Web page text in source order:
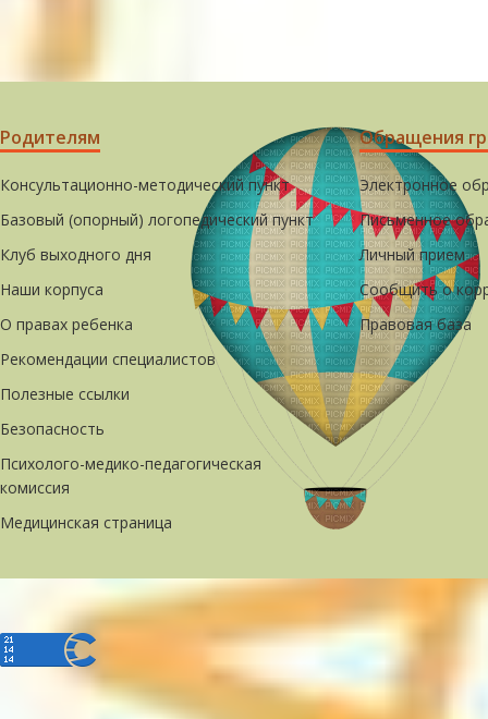
Родителям
Консультационно-методический пункт
Базовый (опорный) логопедический пункт
Клуб выходного дня
Наши корпуса
О правах ребенка
Рекомендации специалистов
Полезные ссылки
Безопасность
Психолого-медико-педагогическая
комиссия
Медицинская страница
Обращения
Электронное
Письменное
Личный прием
Сообщить о
Правовая база